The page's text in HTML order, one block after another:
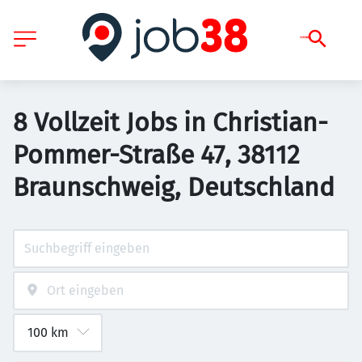
8 Vollzeit Jobs in Christian-
Pommer-Straße 47, 38112
Braunschweig, Deutschland